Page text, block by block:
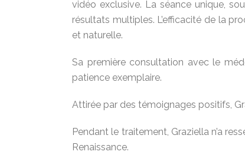
vidéo exclusive. La séance unique,
résultats multiples. L’efficacité de la
et naturelle.
Sa première consultation avec le
patience exemplaire.
Attirée par des témoignages positifs,
Pendant le traitement, Graziella n’a
Renaissance.